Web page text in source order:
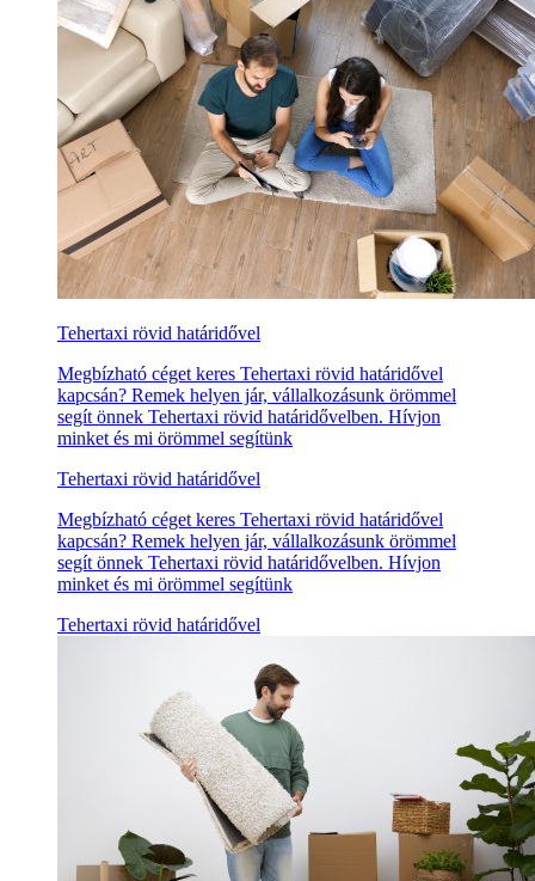
Tehertaxi rövid határidővel
Megbízható céget keres Tehertaxi rövid határidővel
kapcsán? Remek helyen jár, vállalkozásunk örömmel
segít önnek Tehertaxi rövid határidővelben. Hívjon
minket és mi örömmel segítünk
Tehertaxi rövid határidővel
Megbízható céget keres Tehertaxi rövid határidővel
kapcsán? Remek helyen jár, vállalkozásunk örömmel
segít önnek Tehertaxi rövid határidővelben. Hívjon
minket és mi örömmel segítünk
Tehertaxi rövid határidővel